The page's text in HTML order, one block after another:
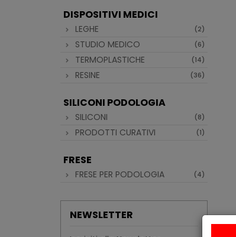
DISPOSITIVI MEDICI
LEGHE (2)
STUDIO MEDICO (6)
TERMOPLASTICHE (14)
RESINE (36)
SILICONI PODOLOGIA
SILICONI (8)
PRODOTTI CURATIVI (1)
FRESE
FRESE PER PODOLOGIA (4)
NEWSLETTER